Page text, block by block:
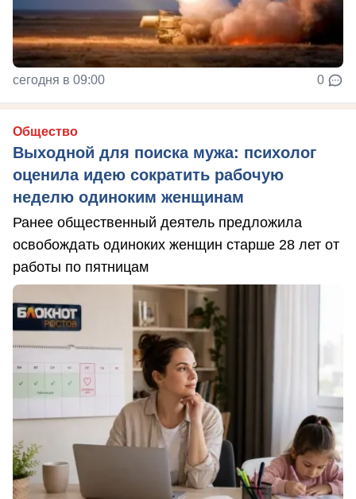
сегодня в 09:00 0
Общество
Выходной для поиска мужа: психолог
оценила идею сократить рабочую
неделю одиноким женщинам
Ранее общественный деятель предложила
освобождать одиноких женщин старше 28 лет от
работы по пятницам